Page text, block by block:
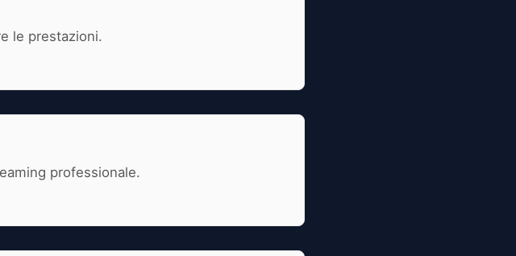
le prestazioni.
professionale.